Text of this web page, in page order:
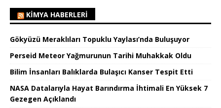
KIMYA HABERLERI
Gökyüzü Meraklıları Topuklu Yaylası’nda Buluşuyor
Perseid Meteor Yağmurunun Tarihi Muhakkak Oldu
Bilim İnsanları Balıklarda Bulaşıcı Kanser Tespit Etti
NASA Datalarıyla Hayat Barındırma İhtimali En Yüksek 7
Gezegen Açıklandı